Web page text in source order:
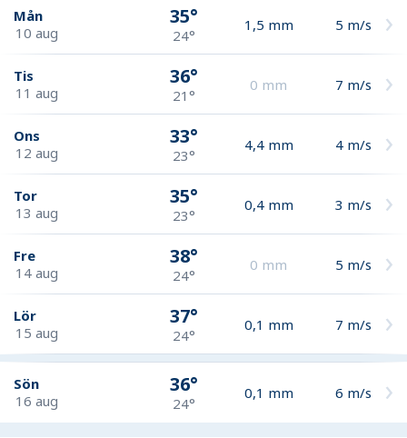
Mån
10 aug
35°
24°
1,5 mm 5 m/s
Tis
11 aug
36°
21°
0 mm 7 m/s
Ons
12 aug
33°
23°
4,4 mm 4 m/s
Tor
13 aug
35°
23°
0,4 mm 3 m/s
Fre
14 aug
38°
24°
0 mm 5 m/s
Lör
15 aug
37°
24°
0,1 mm 7 m/s
Sön
16 aug
36°
24°
0,1 mm 6 m/s